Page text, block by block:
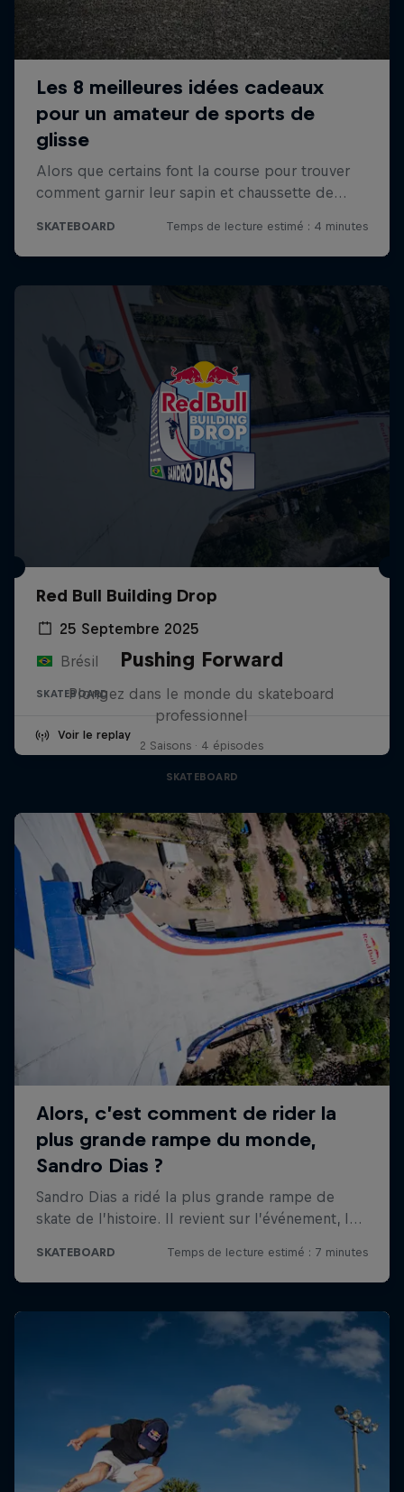
Red Bull Building Drop
25 Septembre 2025
Brésil
SKATEBOARD
Voir le replay
Pushing Forward
Plongez dans le monde du skateboard
professionnel
2 Saisons · 4 épisodes
SKATEBOARD